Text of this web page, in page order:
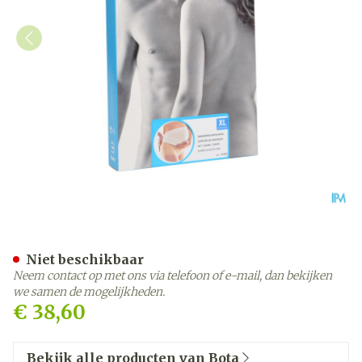
€ 38,60
Niet beschikbaar
Neem contact op met ons via telefoon of e-mail, dan bekijken
we samen de mogelijkheden.
Bekijk alle producten van Bota